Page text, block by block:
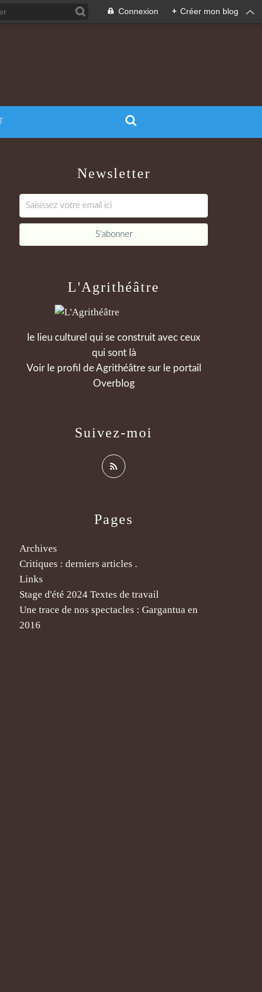
Connexion + Créer mon blog
Newsletter
Pages
Archives
Critiques : derniers articles .
Links
Stage d'été 2024 Textes de travail
Une trace de nos spectacles : Gargantua en
2016
L'Agrithéâtre
le lieu culturel qui se construit avec ceux
qui sont là
Voir le profil deAgrithéâtresur le portail
Overblog
Suivez-moi